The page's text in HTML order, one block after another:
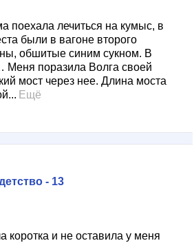
поехала лечиться на кумыс, в
были в вагоне второго
обшитые синим сукном. В
поразила Волга своей
мост через нее. Длина моста
Ещё
- 13
коротка и не оставила у меня